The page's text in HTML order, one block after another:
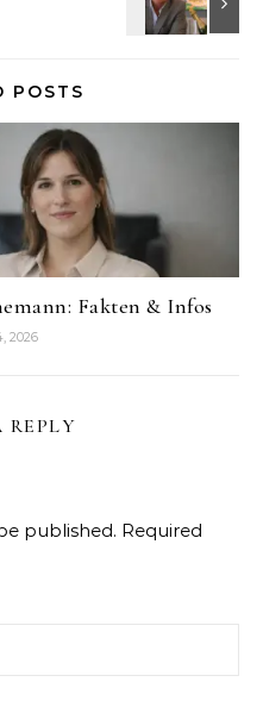
POSTS
Fakten & Infos
2026
REPLY
published. Required